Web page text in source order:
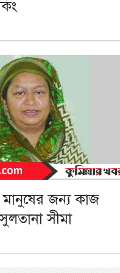
মানুষের জন্য কাজ
সীমা